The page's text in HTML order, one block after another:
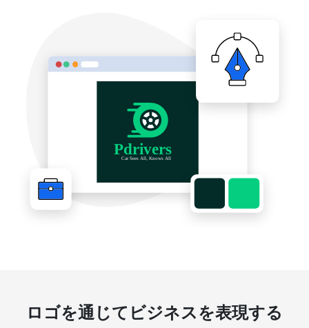
ロゴを通じてビジネスを表現する